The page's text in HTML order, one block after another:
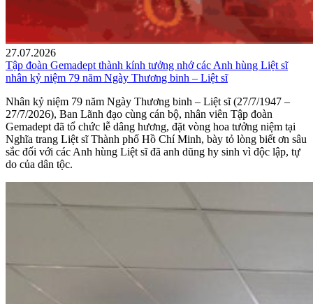
27.07.2026
Tập đoàn Gemadept thành kính tưởng nhớ các Anh hùng Liệt sĩ
nhân kỷ niệm 79 năm Ngày Thương binh – Liệt sĩ
Nhân kỷ niệm 79 năm Ngày Thương binh – Liệt sĩ (27/7/1947 –
27/7/2026), Ban Lãnh đạo cùng cán bộ, nhân viên Tập đoàn
Gemadept đã tổ chức lễ dâng hương, đặt vòng hoa tưởng niệm tại
Nghĩa trang Liệt sĩ Thành phố Hồ Chí Minh, bày tỏ lòng biết ơn sâu
sắc đối với các Anh hùng Liệt sĩ đã anh dũng hy sinh vì độc lập, tự
do của dân tộc.